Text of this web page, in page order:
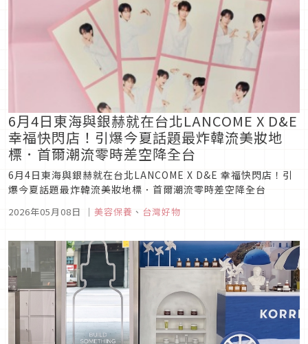
6月4日東海與銀赫就在台北LANCOME X D&E
幸福快閃店！引爆今夏話題最炸韓流美妝地
標．首爾潮流零時差空降全台
6月4日東海與銀赫就在台北LANCOME X D&E 幸福快閃店！引
爆今夏話題最炸韓流美妝地標．首爾潮流零時差空降全台
2026年05月08日 ｜ 美容保養 、 台灣好物